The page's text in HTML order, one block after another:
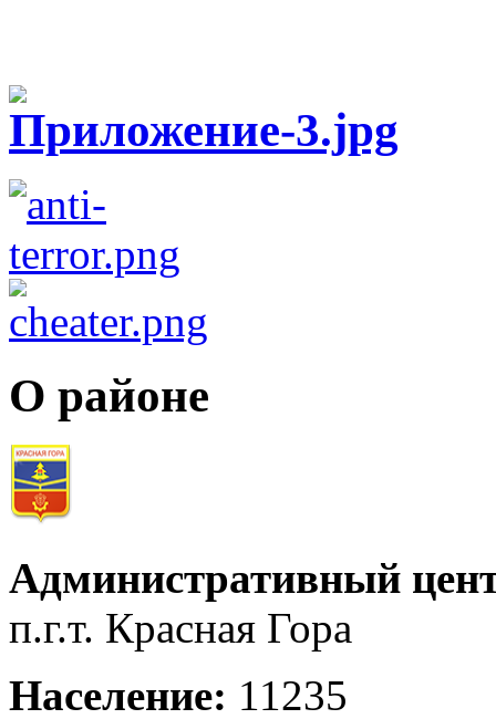
О районе
Административный
п.г.т. Красная Гора
Население: 11235